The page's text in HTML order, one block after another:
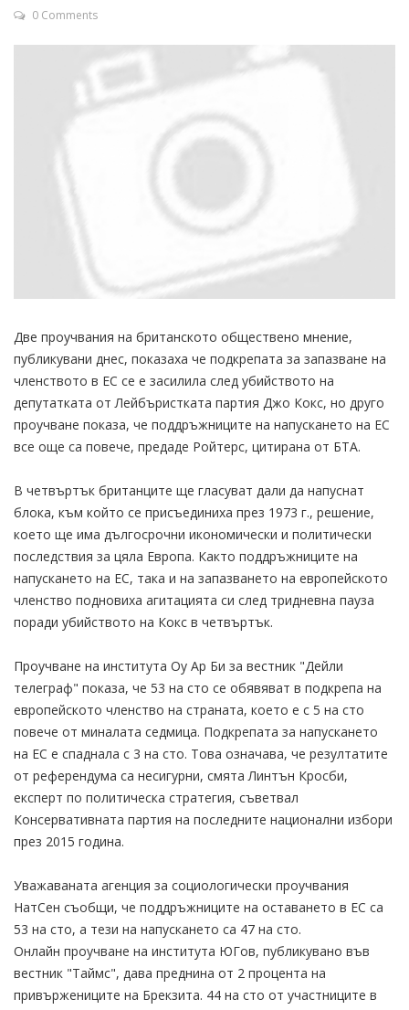
0 Comments
Две проучвания на британското обществено мнение,
публикувани днес, показаха че подкрепата за запазване на
членството в ЕС се е засилила след убийството на
депутатката от Лейбъристката партия Джо Кокс, но друго
проучване показа, че поддръжниците на напускането на ЕС
все още са повече, предаде Ройтерс, цитирана от БТА.
В четвъртък британците ще гласуват дали да напуснат
блока, към който се присъединиха през 1973 г., решение,
което ще има дългосрочни икономически и политически
последствия за цяла Европа. Както поддръжниците на
напускането на ЕС, така и на запазването на европейското
членство подновиха агитацията си след тридневна пауза
поради убийството на Кокс в четвъртък.
Проучване на института Оу Ар Би за вестник "Дейли
телеграф" показа, че 53 на сто се обявяват в подкрепа на
европейското членство на страната, което е с 5 на сто
повече от миналата седмица. Подкрепата за напускането
на ЕС е спаднала с 3 на сто. Това означава, че резултатите
от референдума са несигурни, смята Линтън Кросби,
експерт по политическа стратегия, съветвал
Консервативната партия на последните национални избори
през 2015 година.
Уважаваната агенция за социологически проучвания
НатСен съобщи, че поддръжниците на оставането в ЕС са
53 на сто, а тези на напускането са 47 на сто.
Онлайн проучване на института ЮГов, публикувано във
вестник "Таймс", дава преднина от 2 процента на
привържениците на Брекзита. 44 на сто от участниците в